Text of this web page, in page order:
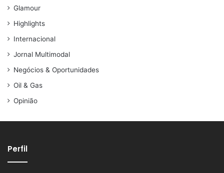
Glamour
Highlights
Internacional
Jornal Multimodal
Negócios & Oportunidades
Oil & Gas
Opinião
Perfil